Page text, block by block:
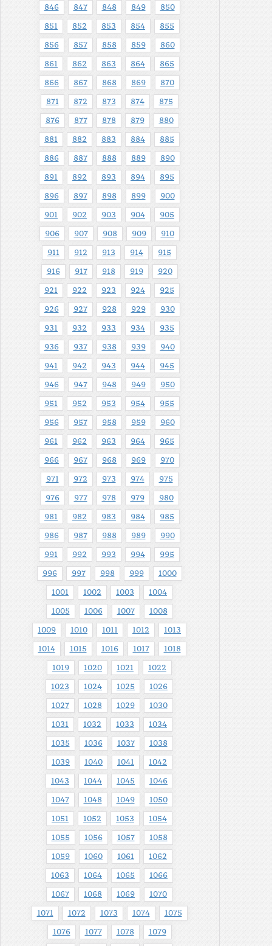
846 847 848 849 850
851 852 853 854 855
856 857 858 859 860
861 862 863 864 865
866 867 868 869 870
871 872 873 874 875
876 877 878 879 880
881 882 883 884 885
886 887 888 889 890
891 892 893 894 895
896 897 898 899 900
901 902 903 904 905
906 907 908 909 910
911 912 913 914 915
916 917 918 919 920
921 922 923 924 925
926 927 928 929 930
931 932 933 934 935
936 937 938 939 940
941 942 943 944 945
946 947 948 949 950
951 952 953 954 955
956 957 958 959 960
961 962 963 964 965
966 967 968 969 970
971 972 973 974 975
976 977 978 979 980
981 982 983 984 985
986 987 988 989 990
991 992 993 994 995
996 997 998 999 1000
1001 1002 1003 1004
1005 1006 1007 1008
1009 1010 1011 1012 1013
1014 1015 1016 1017 1018
1019 1020 1021 1022
1023 1024 1025 1026
1027 1028 1029 1030
1031 1032 1033 1034
1035 1036 1037 1038
1039 1040 1041 1042
1043 1044 1045 1046
1047 1048 1049 1050
1051 1052 1053 1054
1055 1056 1057 1058
1059 1060 1061 1062
1063 1064 1065 1066
1067 1068 1069 1070
1071 1072 1073 1074 1075
1076 1077 1078 1079